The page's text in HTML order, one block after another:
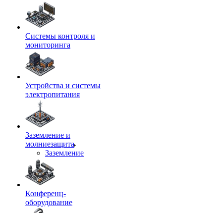
Системы контроля и
мониторинга
Устройства и системы
электропитания
Заземление и
молниезащита
Заземление
Конференц-
оборудование